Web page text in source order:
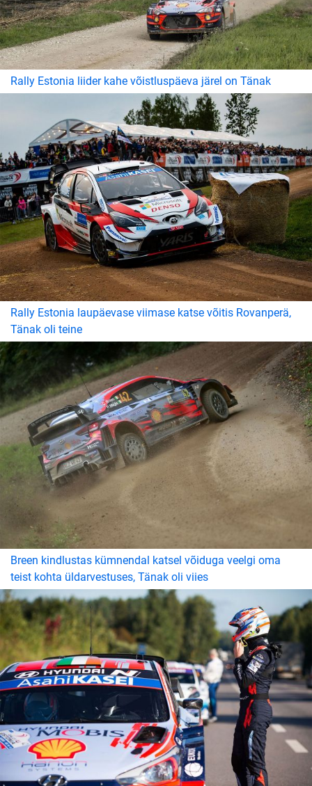
Rally Estonia liider kahe võistluspäeva järel on Tänak
Rally Estonia laupäevase viimase katse võitis Rovanperä,
Tänak oli teine
Breen kindlustas kümnendal katsel võiduga veelgi oma
teist kohta üldarvestuses, Tänak oli viies